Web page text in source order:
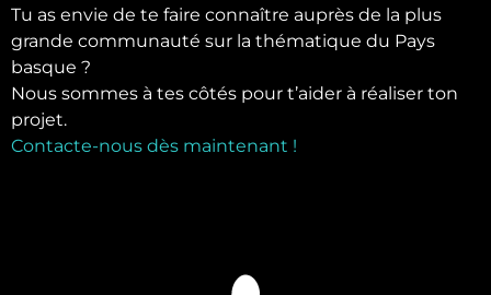
Tu as envie de te faire connaître auprès de la plus
grande communauté sur la thématique du Pays
basque ?
Nous sommes à tes côtés pour t’aider à réaliser ton
projet.
Contacte-nous dès maintenant !